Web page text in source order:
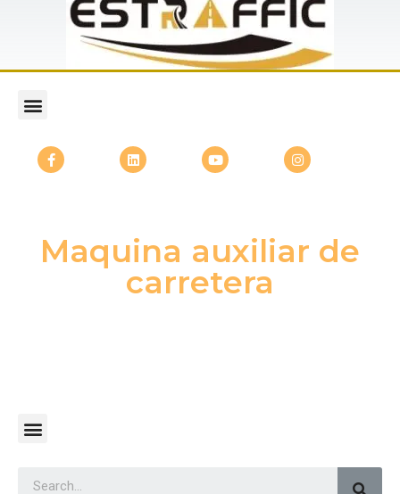
Maquina auxiliar de
carretera